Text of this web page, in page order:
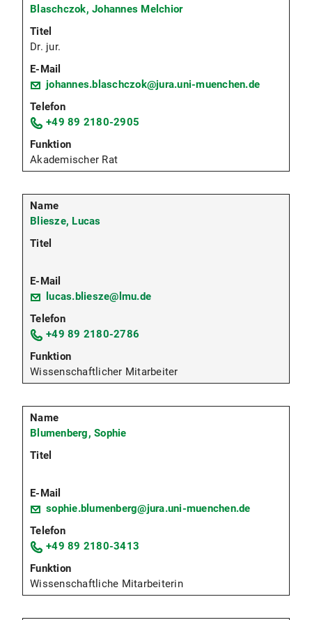
Blaschczok, Johannes Melchior
Dr. jur.
johannes.blaschczok@jura.uni-muenchen.de
+49 89 2180-2905
Akademischer Rat
Bliesze, Lucas
lucas.bliesze@lmu.de
+49 89 2180-2786
Wissenschaftlicher Mitarbeiter
Blumenberg, Sophie
sophie.blumenberg@jura.uni-muenchen.de
+49 89 2180-3413
Wissenschaftliche Mitarbeiterin